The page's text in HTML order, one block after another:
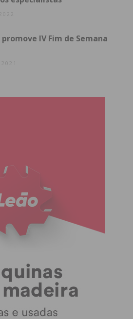
promove IV Fim de Semana